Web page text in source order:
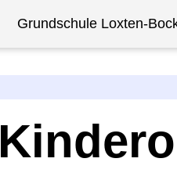
Grundschule Loxten-